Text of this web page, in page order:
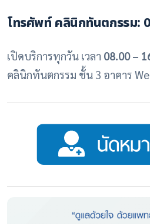
โทรศัพท์ คลินิกทันตกรรม:
เปิดบริการทุกวัน เวลา 08.00 –
คลินิกทันตกรรม ชั้น 3 อาคาร